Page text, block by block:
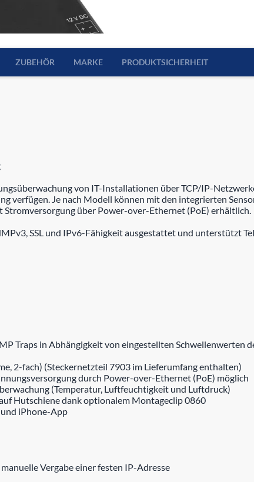
ZUBEHÖR MARKE PRODUKTSICHERHEIT
von IT-Installationen über TCP/IP-
verfügen. Je nach Modell können mit den integrierten
über Power-over-Ethernet (PoE) erhältlich.
SSL und IPv6-Fähigkeit ausgestattet und unterstützt
Traps in Abhängigkeit von eingestellten Schwellenwerten
2-fach) (Steckernetzteil 7903 im Lieferumfang enthalten)
durch Power-over-Ethernet (PoE) möglich
(Temperatur, Luftfeuchtigkeit und Luftdruck)
Hutschiene dank optionalem Montageclip 0860
iPhone-App
Vergabe einer festen IP-Adresse